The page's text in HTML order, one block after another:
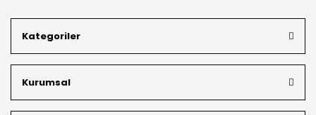
Mardin’in tarihi dokusunu yansıtan geleneksel işlemeleri, her
bütçeye uygun
müşterilerimizin özel siparişlerini benzersiz bir titizlikle
hazırlıyor; köklü geçmişimizi geleceğin takı modasına
güvenle taşıyoruz.
Kategoriler
Kurumsal